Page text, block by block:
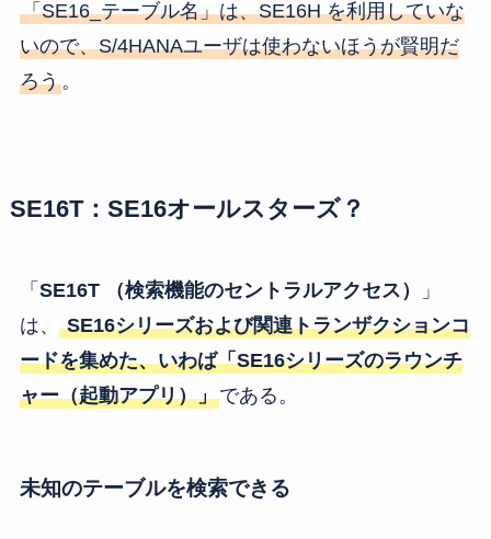
「SE16_テーブル名」は、SE16H を利用していな
いので、S/4HANAユーザは使わないほうが賢明だ
ろう。
SE16T：SE16オールスターズ？
「 SE16T （検索機能のセントラルアクセス）
」
は、 SE16シリーズおよび関連トランザクションコ
ードを集めた、いわば「SE16シリーズのラウンチ
ャー（起動アプリ）」である。
未知のテーブルを検索できる